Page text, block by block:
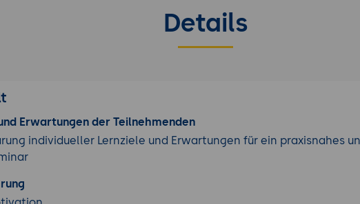
Details
Erwartungen der Teilnehmenden
individueller Lernziele und Erwartungen für ein praxisnahes